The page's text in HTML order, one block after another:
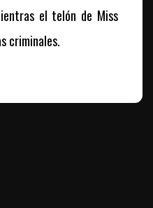
el telón de Miss
criminales.